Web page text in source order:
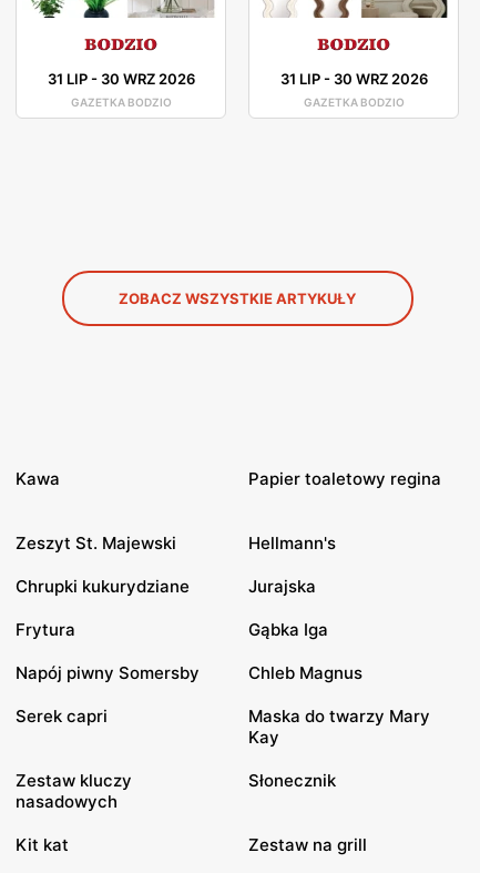
31 LIP- 30 WRZ 2026
GAZETKA BODZIO
31 LIP- 30 WRZ 2026
GAZETKA BODZIO
ZOBACZ WSZYSTKIE ARTYKUŁY
Kawa Papier toaletowy regina
Zeszyt St. Majewski Hellmann's
Chrupki kukurydziane Jurajska
Frytura Gąbka Iga
Napój piwny Somersby Chleb Magnus
Serek capri
Maska do twarzy Mary
Kay
Zestaw kluczy
nasadowych
Słonecznik
Kit kat Zestaw na grill